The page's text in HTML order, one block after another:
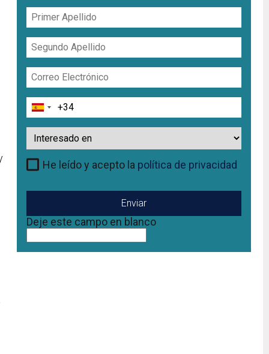
Primer
Apellido
Segundo
Apellido
Correo
Electrónico
Teléfono
Interesado
en
He leído y acepto la política de privacidad
Deje este campo en blanco